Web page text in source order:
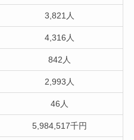
3,821人
4,316人
842人
2,993人
46人
5,984,517千円